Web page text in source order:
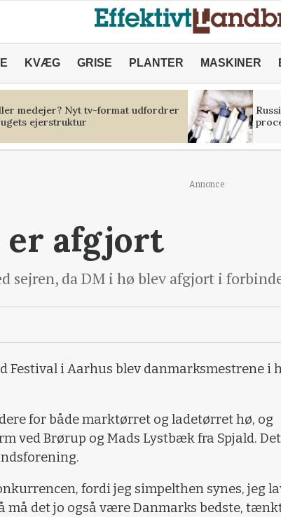
KVÆG GRISE PLANTER MASKINER
medejer? Nyt tv-format udfordrer
ejerstruktur
Annonce
er afgjort
sejren, da DM i hø blev afgjort i
Festival i Aarhus blev danmarksmestrene i
for både marktørret og ladetørret hø, og
ved Brørup og Mads Lystbæk fra Spjald. Det
fordi jeg simpelthen synes, jeg
må det jo også være Danmarks bedste,